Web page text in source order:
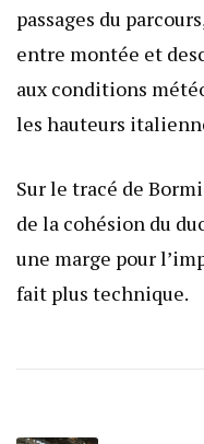
passages du
entre montée et
aux conditions
les hauteurs
Sur le tracé de
de la cohésion du
une marge pour
fait plus technique.